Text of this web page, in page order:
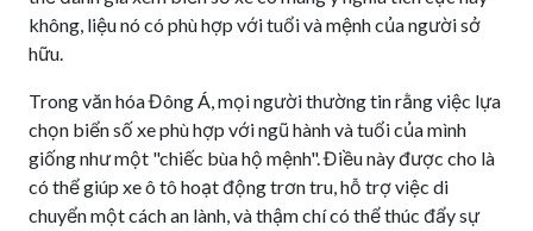
không, liệu nó có phù hợp với tuổi và mệnh của người sở
hữu.
Trong văn hóa Đông Á, mọi người thường tin rằng việc lựa
chọn biển số xe phù hợp với ngũ hành và tuổi của mình
giống như một "chiếc bùa hộ mệnh". Điều này được cho là
có thể giúp xe ô tô hoạt động trơn tru, hỗ trợ việc di
chuyển một cách an lành, và thậm chí có thể thúc đẩy sự